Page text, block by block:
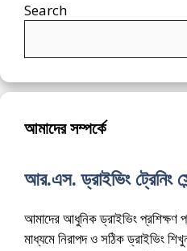
Search
আমাদের সম্পর্কে
আর.এস. ড্রাইভিং ট্রেনিং
আমাদের আধুনিক ড্রাইভিং প্রশিক্ষণ
মাধ্যমে নিরাপদ ও সঠিক ড্রাইভিং